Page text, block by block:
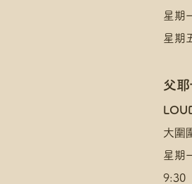
星期
星期
父
大圍
星期
9:30